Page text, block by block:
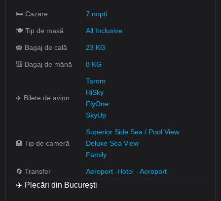
🛏 Cazare 7 nopți
🍽 Tip de masă All Inclusive
🛄 Bagaj de cală 23 KG
🎒 Bagaj de mână 8 KG
✈️ Bilete de avion
Tarom
HiSky
FlyOne
SkyUp
🏨 Tip de cameră
Superior Side Sea / Pool View
Deluxe Sea View
Family
🔄 Transfer Aeroport -Hotel - Aeroport
✈️ Plecări din București